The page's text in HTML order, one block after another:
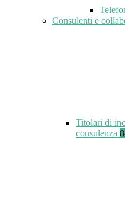
Consulenti e
Titolari di
consulenza